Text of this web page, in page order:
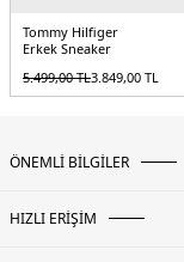
Tommy Hilfiger
Erkek Sneaker
5.499,00TL3.849,00 TL
ÖNEMLİ BİLGİLER
HIZLI ERİŞİM